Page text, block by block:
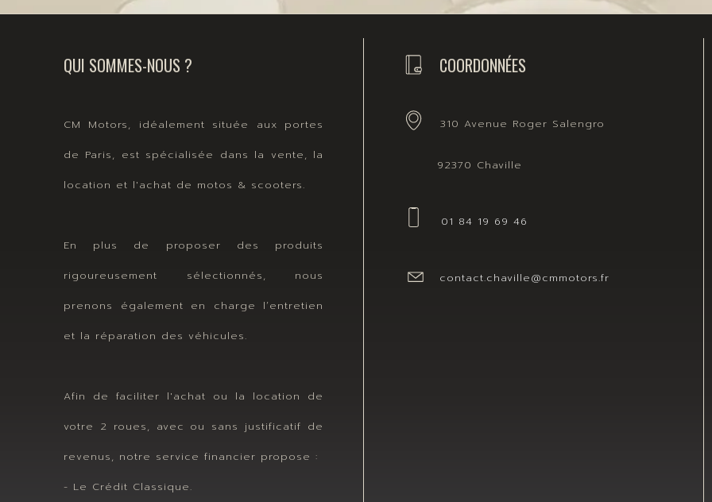
QUI SOMMES-NOUS ?
CM Motors, idéalement située aux portes
de Paris, est spécialisée dans la vente, la
location et l'achat de motos & scooters.
En plus de proposer des produits
rigoureusement sélectionnés, nous
prenons également en charge l’entretien
et la réparation des véhicules.
Afin de faciliter l'achat ou la location de
votre 2 roues, avec ou sans justificatif de
revenus, notre service financier propose :
- Le Crédit Classique.
COORDONNÉES
310 Avenue Roger Salengro
92370 Chaville
01 84 19 69 46
contact.chaville@cmmotors.fr